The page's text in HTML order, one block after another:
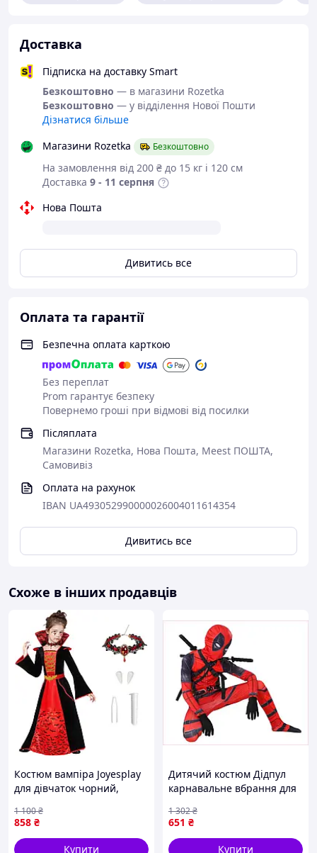
Доставка
Підписка на доставку Smart
Безкоштовно — в магазини Rozetka
Безкоштовно — у відділення Нової Пошти
Дізнатися більше
Магазини Rozetka
Безкоштовно
На замовлення від 200 ₴ до 15 кг і 120 см
Доставка 9 - 11 серпня
Нова Пошта
Дивитись все
Оплата та гарантії
Безпечна оплата карткою
Без переплат
Prom гарантує безпеку
Повернемо гроші при відмові від посилки
Післяплата
Магазини Rozetka, Нова Пошта, Meest ПОШТА,
Самовивіз
Оплата на рахунок
IBAN UA493052990000026004011614354
Дивитись все
Схоже в інших продавців
Костюм вампіра Joyesplay
для дівчаток чорний,
Хелловін
858 ₴
1 100₴
Купити
Дитячий костюм Дідпул
карнавальне вбрання для
еластичний для свят та
ігор
651 ₴
1 302₴
Купити